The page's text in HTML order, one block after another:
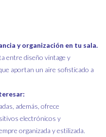
y organización en tu sala.
entre diseño vintage y
aportan un aire sofisticado a
además, ofrece
electrónicos y
organizada y estilizada.